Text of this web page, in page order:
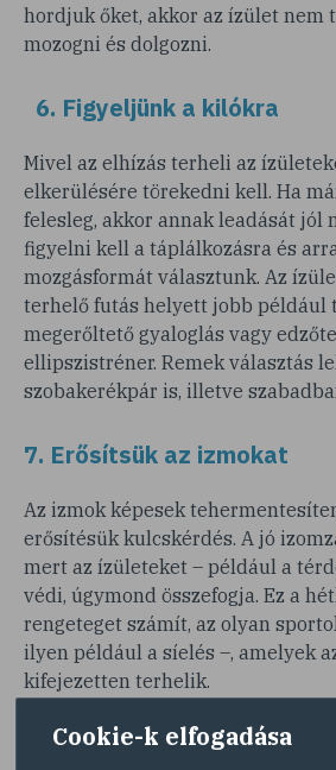
hordjuk őket, akkor az ízület nem
mozogni és dolgozni.
6. Figyeljünk a kilókra
Mivel az elhízás terheli az
elkerülésére törekedni kell. Ha
felesleg, akkor annak leadását jól
figyelni kell a táplálkozásra és
mozgásformát választunk. Az
terhelő futás helyett jobb például
megerőltető gyaloglás vagy
ellipszistréner. Remek választás
szobakerékpár is, illetve
7. Erősítsük az izmokat
Az izmok képesek
erősítésük kulcskérdés. A jó
mert az ízületeket – például a
védi, úgymond összefogja. Ez a
rengeteget számít, az olyan
ilyen például a síelés –, amelyek
kifejezetten terhelik.
Cookie-k elfogadása